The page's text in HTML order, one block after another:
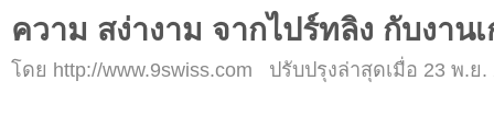
ความ สง่างาม จากไปร์ทลิง กับงาน
โดย http://www.9swiss.com ปรับปรุงล่าสุดเมื่อ 23 พ.ย.